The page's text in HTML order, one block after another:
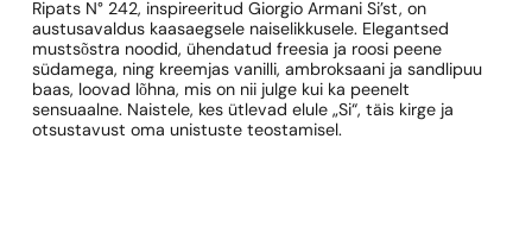
Ripats N° 242, inspireeritud Giorgio Armani Si’st, on
austusavaldus kaasaegsele naiselikkusele. Elegantsed
mustsõstra noodid, ühendatud freesia ja roosi peene
südamega, ning kreemjas vanilli, ambroksaani ja sandlipuu
baas, loovad lõhna, mis on nii julge kui ka peenelt
sensuaalne. Naistele, kes ütlevad elule „Si“, täis kirge ja
otsustavust oma unistuste teostamisel.